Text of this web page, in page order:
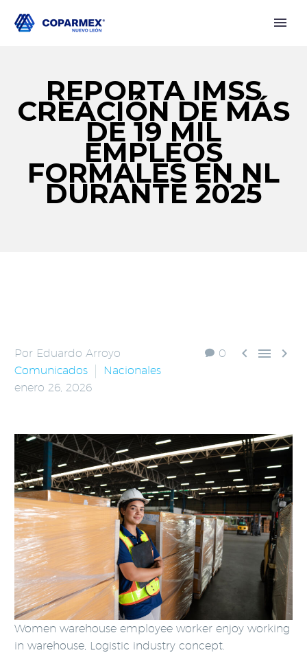
REPORTA IMSS
CREACIÓN DE MÁS
DE 19 MIL
EMPLEOS
FORMALES EN NL
DURANTE 2025
0   
Por Eduardo Arroyo
Comunicados
Nacionales
enero 26, 2026
Women warehouse employee worker enjoy working
in warehouse, Logistic industry concept.